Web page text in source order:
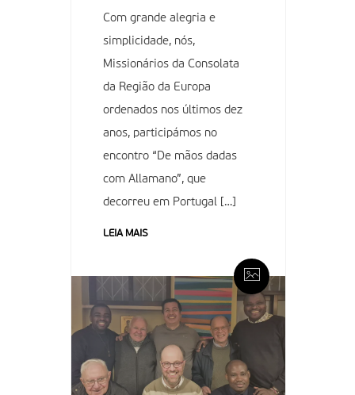
Com grande alegria e
simplicidade, nós,
Missionários da Consolata
da Região da Europa
ordenados nos últimos dez
anos, participámos no
encontro “De mãos dadas
com Allamano”, que
decorreu em Portugal […]
LEIA MAIS